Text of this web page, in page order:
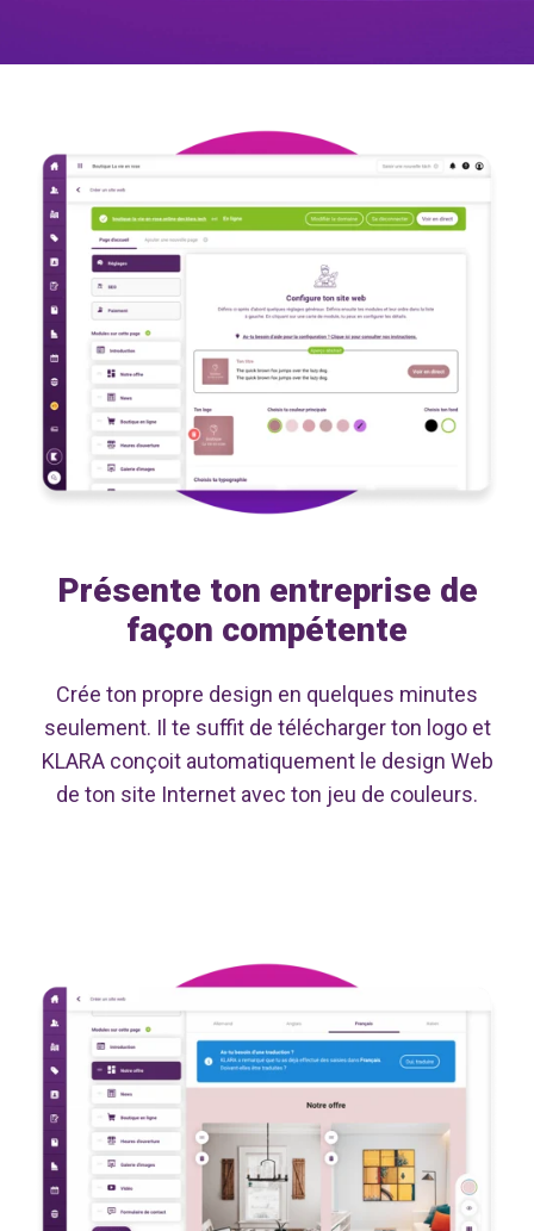
Présente ton entreprise de
façon compétente
Crée ton propre design en quelques minutes
seulement. Il te suffit de télécharger ton logo et
KLARA conçoit automatiquement le design Web
de ton site Internet avec ton jeu de couleurs.